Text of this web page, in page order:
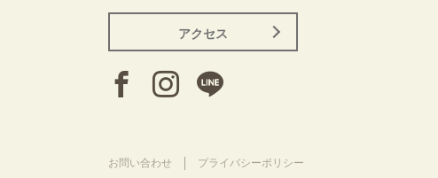
アクセス
お問い合わせ プライバシーポリシー